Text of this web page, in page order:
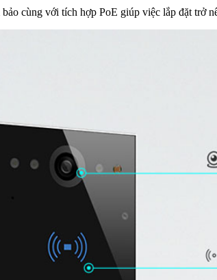
cùng với tích hợp PoE giúp việc lắp đặt trở